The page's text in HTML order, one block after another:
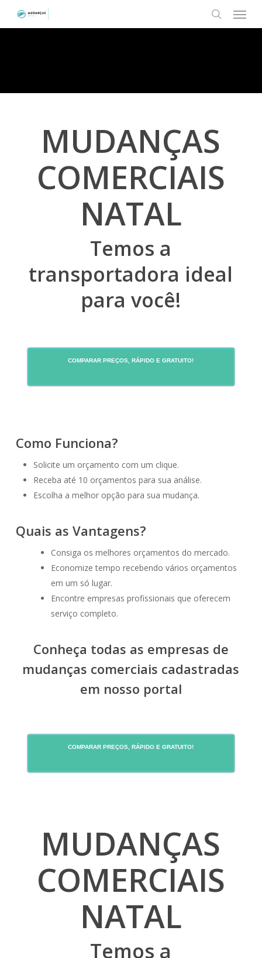
search
Menu
MUDANÇAS
COMERCIAIS
NATAL
Temos a
transportadora ideal
para você!
COMPARAR PREÇOS, RÁPIDO E GRATUITO!
Como Funciona?
Solicite um orçamento com um clique.
Receba até 10 orçamentos para sua análise.
Escolha a melhor opção para sua mudança.
Quais as Vantagens?
Consiga os melhores orçamentos do mercado.
Economize tempo recebendo vários orçamentos
em um só lugar.
Encontre empresas profissionais que oferecem
serviço completo.
Conheça todas as empresas de
mudanças comerciais cadastradas
em nosso portal
COMPARAR PREÇOS, RÁPIDO E GRATUITO!
MUDANÇAS
COMERCIAIS
NATAL
Temos a